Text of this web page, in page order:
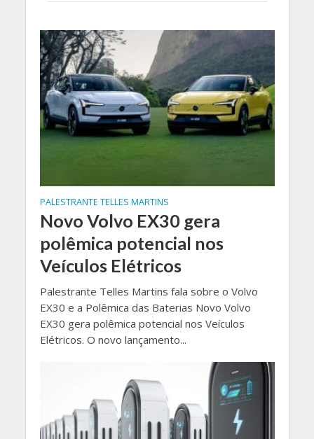
PALESTRANTE TELLES MARTINS
Novo Volvo EX30 gera
polêmica potencial nos
Veículos Elétricos
Palestrante Telles Martins fala sobre o Volvo
EX30 e a Polêmica das Baterias Novo Volvo
EX30 gera polêmica potencial nos Veículos
Elétricos. O novo lançamento...